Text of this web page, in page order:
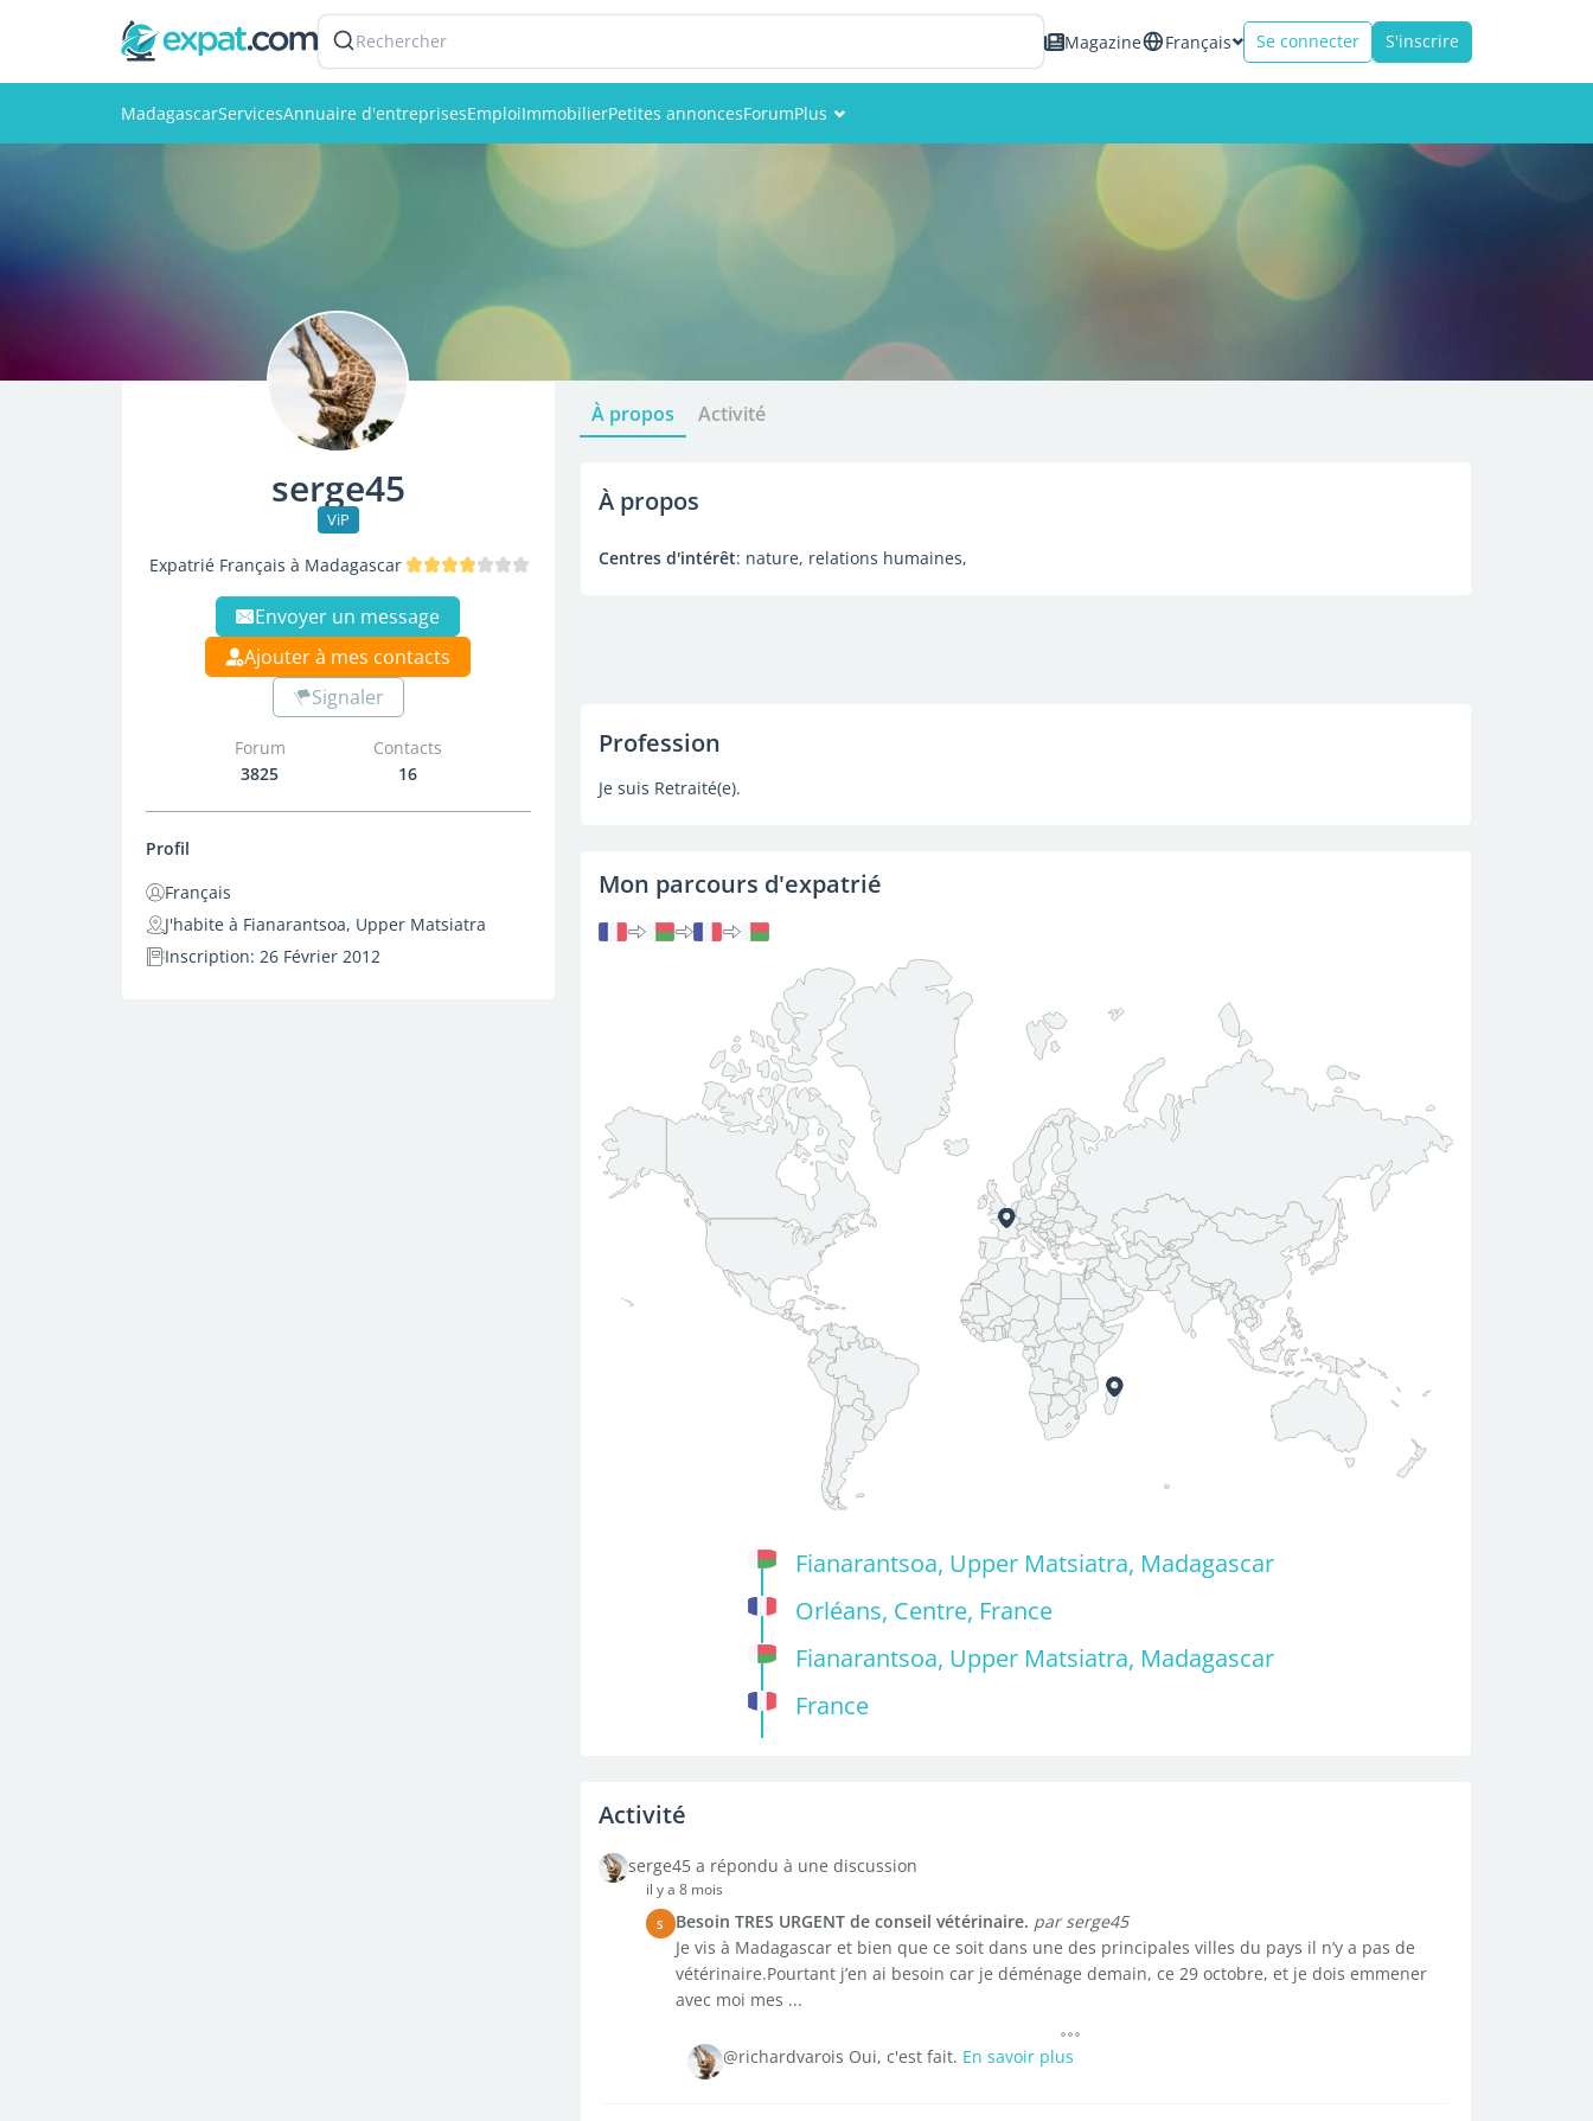
Rechercher Magazine Français Se connecter S'inscrire
MadagascarServicesAnnuaire d'entreprisesEmploiImmobilierPetites annoncesForumPlus
serge45
ViP
Expatrié Français à Madagascar
Envoyer un message
Ajouter à mes contacts
Signaler
Forum
3825
Contacts
16
Profil
Français
J'habite à Fianarantsoa, Upper Matsiatra
Inscription: 26 Février 2012
À propos Activité
À propos
Centres d'intérêt: nature, relations humaines,
Profession
Je suis Retraité(e).
Mon parcours d'expatrié
Fianarantsoa, Upper Matsiatra, Madagascar
Orléans, Centre, France
Fianarantsoa, Upper Matsiatra, Madagascar
France
Activité
serge45 a répondu à une discussion
il y a 8 mois
S Besoin TRES URGENT de conseil vétérinaire. par serge45
Je vis à Madagascar et bien que ce soit dans une des principales villes du pays il n’y a pas de
vétérinaire.Pourtant j’en ai besoin car je déménage demain, ce 29 octobre, et je dois emmener
avec moi mes ...
@richardvarois Oui, c'est fait. En savoir plus